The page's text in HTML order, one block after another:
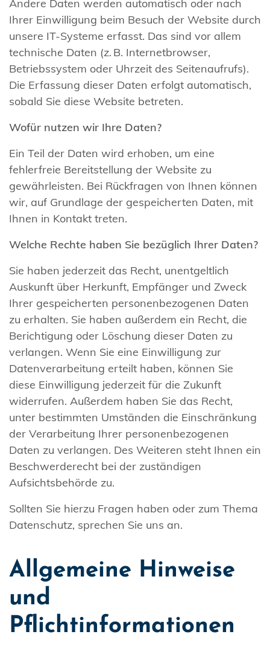
Andere Daten werden automatisch oder nach
Ihrer Einwilligung beim Besuch der Website durch
unsere IT-Systeme erfasst. Das sind vor allem
technische Daten (z. B. Internetbrowser,
Betriebssystem oder Uhrzeit des Seitenaufrufs).
Die Erfassung dieser Daten erfolgt automatisch,
sobald Sie diese Website betreten.
Wofür nutzen wir Ihre Daten?
Ein Teil der Daten wird erhoben, um eine
fehlerfreie Bereitstellung der Website zu
gewährleisten. Bei Rückfragen von Ihnen können
wir, auf Grundlage der gespeicherten Daten, mit
Ihnen in Kontakt treten.
Welche Rechte haben Sie bezüglich Ihrer Daten?
Sie haben jederzeit das Recht, unentgeltlich
Auskunft über Herkunft, Empfänger und Zweck
Ihrer gespeicherten personenbezogenen Daten
zu erhalten. Sie haben außerdem ein Recht, die
Berichtigung oder Löschung dieser Daten zu
verlangen. Wenn Sie eine Einwilligung zur
Datenverarbeitung erteilt haben, können Sie
diese Einwilligung jederzeit für die Zukunft
widerrufen. Außerdem haben Sie das Recht,
unter bestimmten Umständen die Einschränkung
der Verarbeitung Ihrer personenbezogenen
Daten zu verlangen. Des Weiteren steht Ihnen ein
Beschwerderecht bei der zuständigen
Aufsichtsbehörde zu.
Sollten Sie hierzu Fragen haben oder zum Thema
Datenschutz, sprechen Sie uns an.
Allgemeine Hinweise
und
Pflichtinformationen